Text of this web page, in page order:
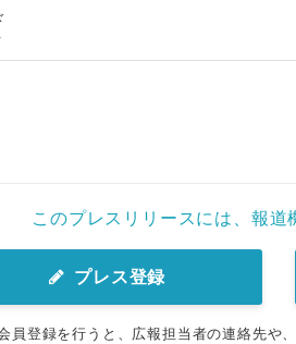
このプレスリリースには、報道
プレス登録
員登録を行うと、広報担当者の連絡先や